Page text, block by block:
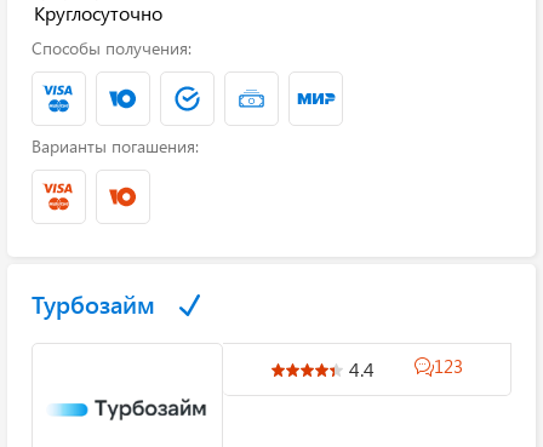
Круглосуточно
Способы получения:
Варианты погашения:
Турбозайм
4.4 123